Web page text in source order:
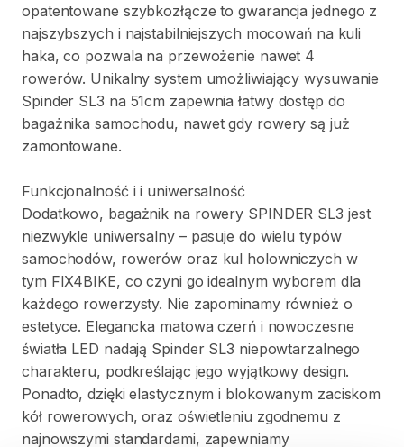
opatentowane szybkozłącze to gwarancja jednego z
najszybszych i najstabilniejszych mocowań na kuli
haka​,​ co pozwala na przewożenie nawet 4
rowerów. Unikalny system umożliwiający wysuwanie
Spinder SL3 na 51cm zapewnia łatwy dostęp do
bagażnika samochodu​,​ nawet gdy rowery są już
zamontowane.
Funkcjonalność i i uniwersalność
Dodatkowo​,​ bagażnik na rowery SPINDER SL3 jest
niezwykle uniwersalny – pasuje do wielu typów
samochodów​,​ rowerów oraz kul holowniczych w
tym FIX4BIKE​,​ co czyni go idealnym wyborem dla
każdego rowerzysty. Nie zapominamy również o
estetyce. Elegancka matowa czerń i nowoczesne
światła LED nadają Spinder SL3 niepowtarzalnego
charakteru​,​ podkreślając jego wyjątkowy design.
Ponadto​,​ dzięki elastycznym i blokowanym zaciskom
kół rowerowych​,​ oraz oświetleniu zgodnemu z
najnowszymi standardami​,​ zapewniamy